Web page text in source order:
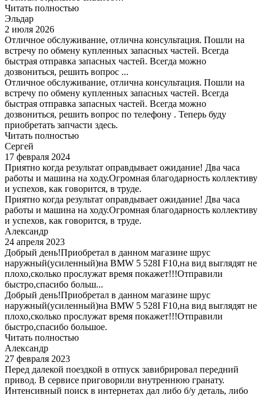
Читать полностью
Эльдар
2 июля 2026
Отличное обслуживание, отлична консультация. Пошли на
встречу по обмену купленных запасных частей. Всегда
быстрая отправка запасных частей. Всегда можно
дозвониться, решить вопрос ...
Отличное обслуживание, отлична консультация. Пошли на
встречу по обмену купленных запасных частей. Всегда
быстрая отправка запасных частей. Всегда можно
дозвониться, решить вопрос по телефону . Теперь буду
приобретать запчасти здесь.
Читать полностью
Сергей
17 февраля 2024
Приятно когда результат оправдывает ожидание! Два часа
работы и машина на ходу.Огромная благодарность коллективу
и успехов, как говорится, в труде.
Приятно когда результат оправдывает ожидание! Два часа
работы и машина на ходу.Огромная благодарность коллективу
и успехов, как говорится, в труде.
Александр
24 апреля 2023
Добрый день!Приобретал в данном магазине шрус
наружный(усиленный)на BMW 5 528I F10,на вид выглядят не
плохо,сколько прослужат время покажет!!!Отправили
быстро,спасибо больш...
Добрый день!Приобретал в данном магазине шрус
наружный(усиленный)на BMW 5 528I F10,на вид выглядят не
плохо,сколько прослужат время покажет!!!Отправили
быстро,спасибо большое.
Читать полностью
Александр
27 февраля 2023
Перед далекой поездкой в отпуск завибрировал передний
привод. В сервисе приговорили внутреннюю гранату.
Интенсивный поиск в интернетах дал либо б/у деталь, либо